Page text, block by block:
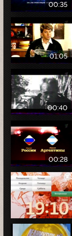
00:35
01:05
00:40
00:28